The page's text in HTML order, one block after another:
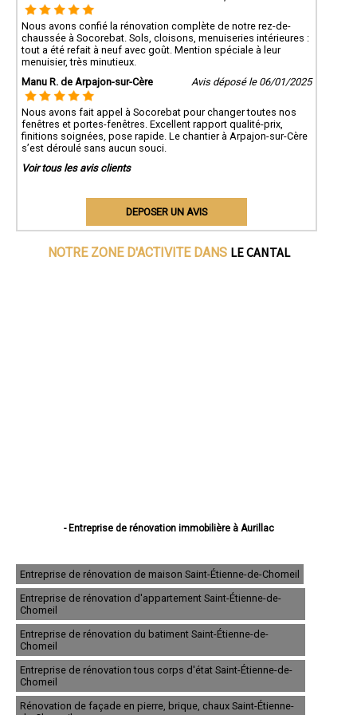
Nous avons confié la rénovation complète de notre rez-de-
chaussée à Socorebat. Sols, cloisons, menuiseries intérieures :
tout a été refait à neuf avec goût. Mention spéciale à leur
menuisier, très minutieux.
Manu R. de Arpajon-sur-Cère
Avis déposé le 06/01/2025
Nous avons fait appel à Socorebat pour changer toutes nos
fenêtres et portes-fenêtres. Excellent rapport qualité-prix,
finitions soignées, pose rapide. Le chantier à Arpajon-sur-Cère
s’est déroulé sans aucun souci.
Voir tous les avis clients
DEPOSER UN AVIS
NOTRE ZONE D'ACTIVITE DANS LE CANTAL
- Entreprise de rénovation immobilière à Aurillac
- Entreprise de rénovation immobilière à Mauriac
- Entreprise de rénovation immobilière à Ytrac
- Entreprise de rénovation immobilière à Riom-ès-Montagnes
- Entreprise de rénovation immobilière à Murat
- Entreprise de rénovation immobilière à Vic-sur-Cère
- Entreprise de rénovation immobilière à Naucelles
- Entreprise de rénovation immobilière à Ydes
- Entreprise de rénovation immobilière à Massiac
Entreprise de rénovation de maison Saint-Étienne-de-Chomeil
Entreprise de rénovation d'appartement Saint-Étienne-de-
Chomeil
Entreprise de rénovation du batiment Saint-Étienne-de-
Chomeil
Entreprise de rénovation tous corps d'état Saint-Étienne-de-
Chomeil
Rénovation de façade en pierre, brique, chaux Saint-Étienne-